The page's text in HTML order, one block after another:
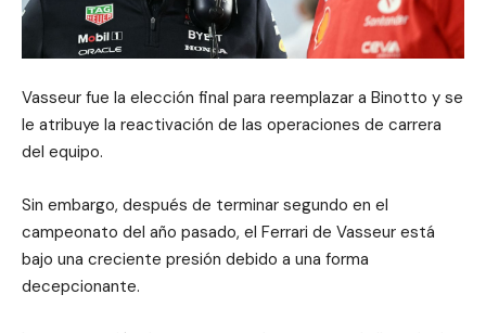
Vasseur fue la elección final para reemplazar a Binotto y se
le atribuye la reactivación de las operaciones de carrera
del equipo.
Sin embargo, después de terminar segundo en el
campeonato del año pasado, el Ferrari de Vasseur está
bajo una creciente presión debido a una forma
decepcionante.